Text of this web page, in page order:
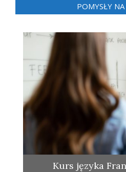
POMYSŁY
Kurs języka